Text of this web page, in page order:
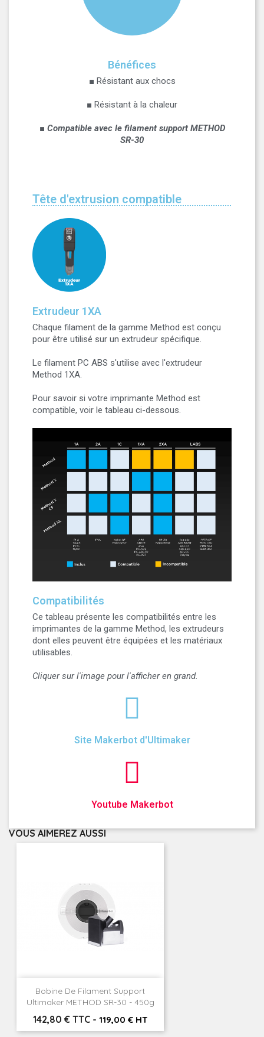
Bénéfices
■ Résistant aux chocs
■ Résistant à la chaleur
■ Compatible avec le filament support METHOD
SR-30
Tête d'extrusion compatible
Extrudeur 1XA
Chaque filament de la gamme Method est conçu
pour être utilisé sur un extrudeur spécifique.
Le filament PC ABS s'utilise avec l'extrudeur
Method 1XA.
Pour savoir si votre imprimante Method est
compatible, voir le tableau ci-dessous.
Compatibilités
Ce tableau présente les compatibilités entre les
imprimantes de la gamme Method, les extrudeurs
dont elles peuvent être équipées et les matériaux
utilisables.
Cliquer sur l'image pour l'afficher en grand.
Site Makerbot d'Ultimaker
Youtube Makerbot
VOUS AIMEREZ AUSSI
Bobine De Filament Support
Ultimaker METHOD SR-30 - 450g
Prix
142,80 € TTC - 119,00 € HT